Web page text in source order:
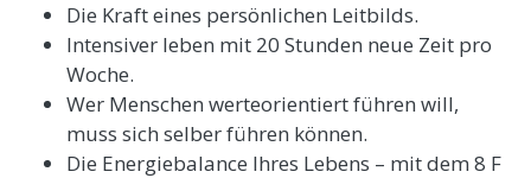
Die Kraft eines persönlichen Leitbilds.
Intensiver leben mit 20 Stunden neue Zeit pro
Woche.
Wer Menschen werteorientiert führen will,
muss sich selber führen können.
Die Energiebalance Ihres Lebens – mit dem 8 F